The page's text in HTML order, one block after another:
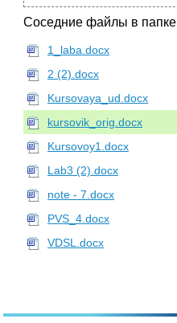
Соседние файлы в папке
1_laba.docx
2 (2).docx
Kursovaya_ud.docx
kursovik_orig.docx
Kursovoy1.docx
Lab3 (2).docx
note - 7.docx
PVS_4.docx
VDSL.docx